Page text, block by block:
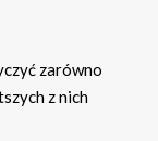
zarówno
z nich